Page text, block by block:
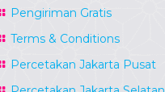
Pengiriman Gratis
Terms & Conditions
Percetakan Jakarta Pusat